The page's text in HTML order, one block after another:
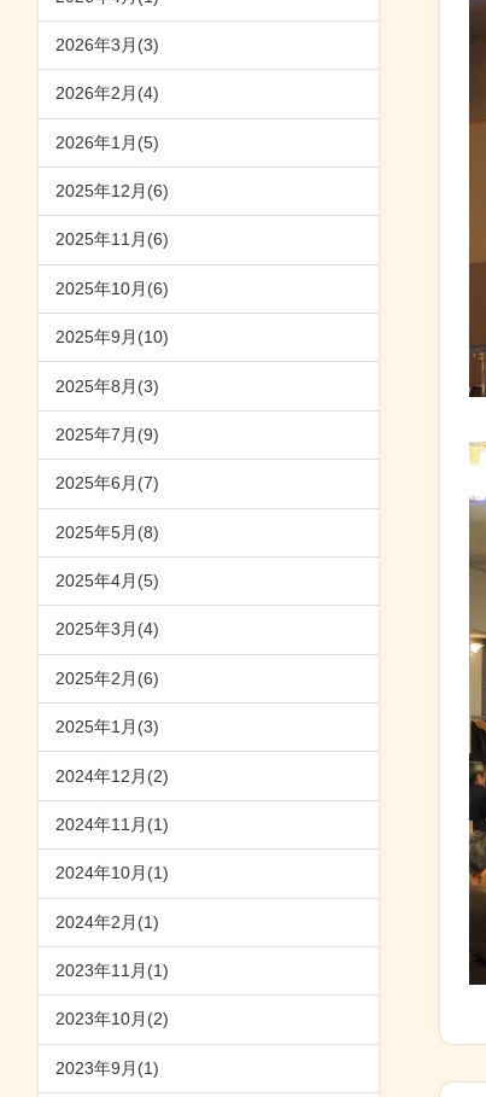
2026年3月(3)
2026年2月(4)
2026年1月(5)
2025年12月(6)
2025年11月(6)
2025年10月(6)
2025年9月(10)
2025年8月(3)
2025年7月(9)
2025年6月(7)
2025年5月(8)
2025年4月(5)
2025年3月(4)
2025年2月(6)
2025年1月(3)
2024年12月(2)
2024年11月(1)
2024年10月(1)
2024年2月(1)
2023年11月(1)
2023年10月(2)
2023年9月(1)